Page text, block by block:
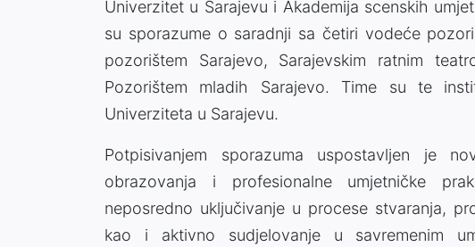
Univerzitet u Sarajevu i Akademija scenskih
su sporazume o saradnji sa četiri vodeće
pozorištem Sarajevo, Sarajevskim ratnim
Pozorištem mladih Sarajevo. Time su te
Univerziteta u Sarajevu.
Potpisivanjem sporazuma uspostavljen je
obrazovanja i profesionalne umjetničke
neposredno uključivanje u procese stvaranja,
kao i aktivno sudjelovanje u savremenim